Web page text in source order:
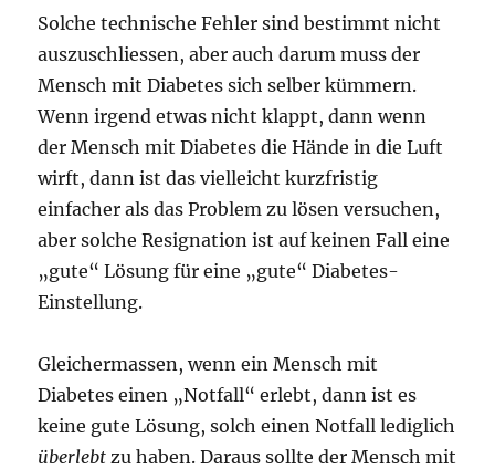
Solche technische Fehler sind bestimmt nicht
auszuschliessen, aber auch darum muss der
Mensch mit Diabetes sich selber kümmern.
Wenn irgend etwas nicht klappt, dann wenn
der Mensch mit Diabetes die Hände in die Luft
wirft, dann ist das vielleicht kurzfristig
einfacher als das Problem zu lösen versuchen,
aber solche Resignation ist auf keinen Fall eine
„gute“ Lösung für eine „gute“ Diabetes-
Einstellung.
Gleichermassen, wenn ein Mensch mit
Diabetes einen „Notfall“ erlebt, dann ist es
keine gute Lösung, solch einen Notfall lediglich
überlebt zu haben. Daraus sollte der Mensch mit